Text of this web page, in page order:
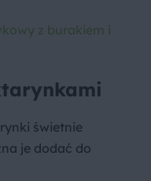
z burakiem i
świetnie
je dodać do